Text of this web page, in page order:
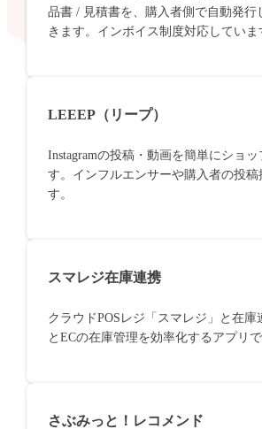
品書 / 見積書を、購入者側で自動発行
きます。インボイス制度対応していま
LEEEP（リープ）
Instagramの投稿・動画を簡単にショ
す。インフルエンサーや購入者の投
す。
スマレジ在庫連携
クラウドPOSレジ「スマレジ」と在庫
とECの在庫管理を効率化するアプリで
さぶみっと！レコメンド